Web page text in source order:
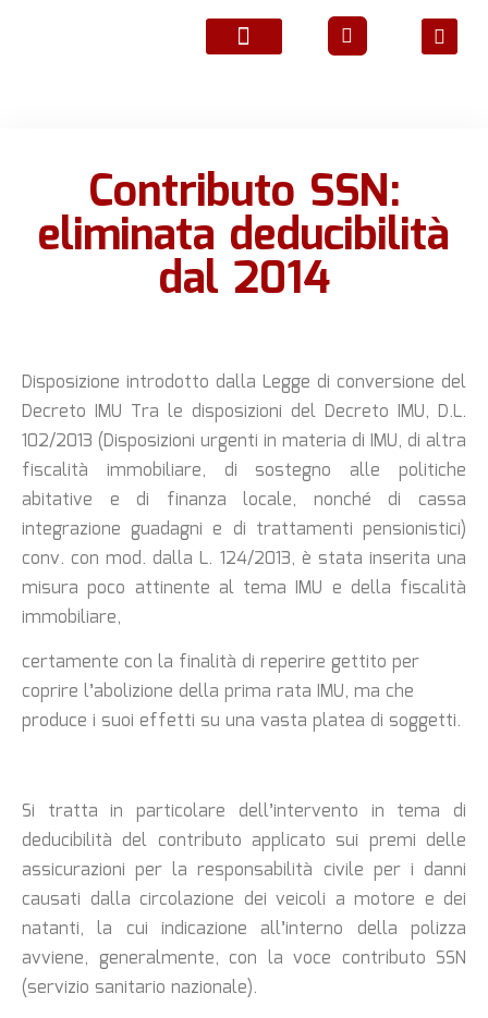
Contributo SSN:
eliminata deducibilità
dal 2014
Disposizione introdotto dalla Legge di conversione del
Decreto IMU Tra le disposizioni del Decreto IMU, D.L.
102/2013 (Disposizioni urgenti in materia di IMU, di altra
fiscalità immobiliare, di sostegno alle politiche
abitative e di finanza locale, nonché di cassa
integrazione guadagni e di trattamenti pensionistici)
conv. con mod. dalla L. 124/2013, è stata inserita una
misura poco attinente al tema IMU e della fiscalità
immobiliare,
certamente con la finalità di reperire gettito per
coprire l’abolizione della prima rata IMU, ma che
produce i suoi effetti su una vasta platea di soggetti.
Si tratta in particolare dell’intervento in tema di
deducibilità del contributo applicato sui premi delle
assicurazioni per la responsabilità civile per i danni
causati dalla circolazione dei veicoli a motore e dei
natanti, la cui indicazione all’interno della polizza
avviene, generalmente, con la voce contributo SSN
(servizio sanitario nazionale).